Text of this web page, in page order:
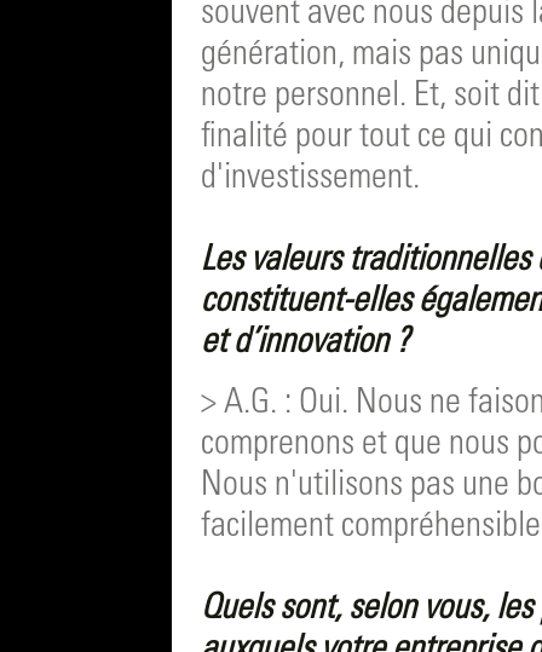
souvent avec nous depuis
génération, mais pas
notre personnel. Et, soit
finalité pour tout ce qui
d'investissement.
Les valeurs
constituent-elles
et d’innovation ?
> A.G. : Oui. Nous ne
comprenons et que nous
Nous n'utilisons pas une
facilement
Quels sont, selon vous,